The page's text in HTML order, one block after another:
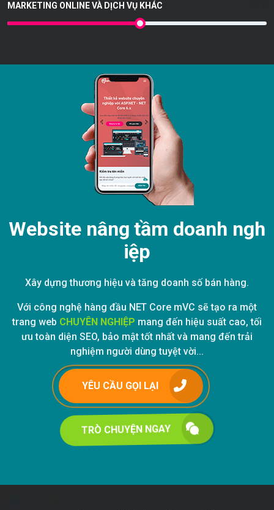
MARKETING ONLINE VÀ DỊCH VỤ KHÁC
Website nâng tầm doanh ngh
iệp
Xây dựng thương hiệu và tăng doanh số bán hàng.
Với công nghệ hàng đầu NET Core mVC sẽ tạo ra một
trang web CHUYÊN NGHIỆP mang đến hiệu suất cao, tối
ưu toàn diện SEO, bảo mật tốt nhất và mang đến trải
nghiệm người dùng tuyệt vời...
YÊU CẦU GỌI LẠI
TRÒ CHUYỆN NGAY